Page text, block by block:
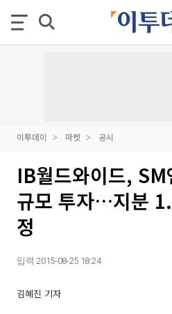
이투데이 마켓 공시
IB월드와이드,
규모 투자…지분
정
입력 2015-08-25 18:24
김혜진 기자